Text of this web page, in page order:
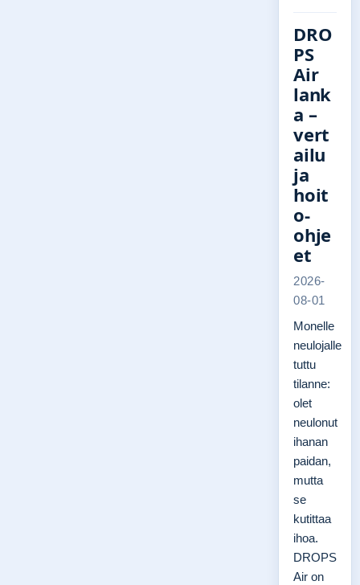
DRO
PS
Air
lank
a –
vert
ailu
ja
hoit
o-
ohje
et
2026-
08-01
Monelle
neulojalle
tuttu
tilanne:
olet
neulonut
ihanan
paidan,
mutta
se
kutittaa
ihoa.
DROPS
Air on